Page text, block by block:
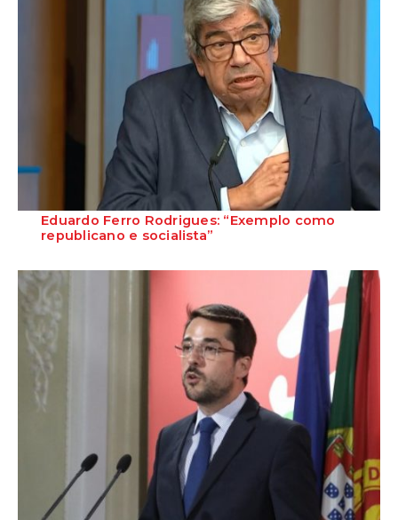
Eduardo Ferro Rodrigues: “Exemplo como
republicano e socialista”